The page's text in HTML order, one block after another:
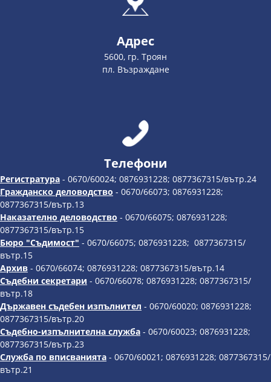
Адрес
5600, гр. Троян
пл. Възраждане
Телефони
Регистратура - 0670/60024; 0876931228; 0877367315/вътр.24
Гражданско деловодство - 0670/66073; 0876931228;
0877367315/вътр.13
Наказателно деловодство - 0670/66075; 0876931228;
0877367315/вътр.15
Бюро "Съдимост" - 0670/66075; 0876931228; 0877367315/
вътр.15
Архив - 0670/66074; 0876931228; 0877367315/вътр.14
Съдебни секретари - 0670/66078; 0876931228; 0877367315/
вътр.18
Държавен съдебен изпълнител - 0670/60020; 0876931228;
0877367315/вътр.20
Съдебно-изпълнителна служба - 0670/60023; 0876931228;
0877367315/вътр.23
Служба по вписванията - 0670/60021; 0876931228; 0877367315/
вътр.21